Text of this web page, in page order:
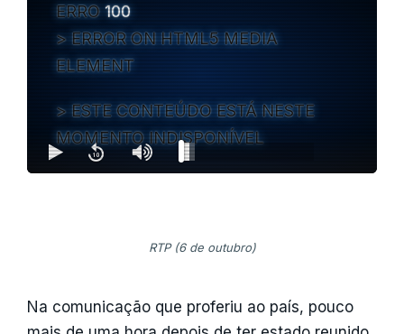
ERRO 100
ERROR ON HTML5 MEDIA
ELEMENT
ESTE CONTEÚDO ESTÁ NESTE
MOMENTO INDISPONÍVEL
RTP (6 de outubro)
Na comunicação que proferiu ao país, pouco